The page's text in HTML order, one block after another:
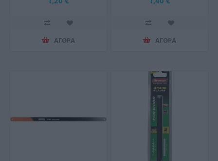
ΑΓΟΡΑ ΑΓΟΡΑ